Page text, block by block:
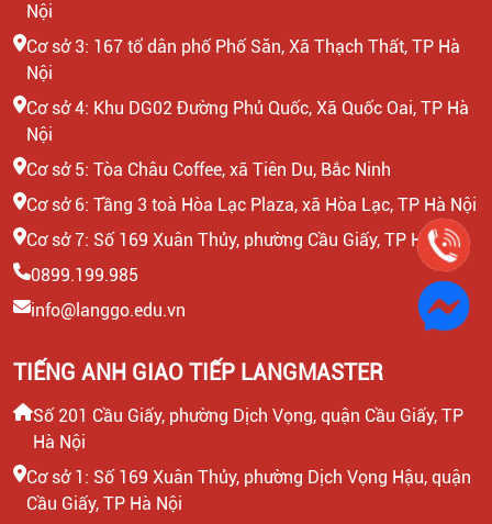
Nội
Cơ sở 3: 167 tổ dân phố Phố Săn, Xã Thạch Thất, TP Hà
Nội
Cơ sở 4: Khu DG02 Đường Phủ Quốc, Xã Quốc Oai, TP Hà
Nội
Cơ sở 5: Tòa Châu Coffee, xã Tiên Du, Bắc Ninh
Cơ sở 6: Tầng 3 toà Hòa Lạc Plaza, xã Hòa Lạc, TP Hà Nội
Cơ sở 7: Số 169 Xuân Thủy, phường Cầu Giấy, TP Hà Nội
0899.199.985
info@langgo.edu.vn
TIẾNG ANH GIAO TIẾP LANGMASTER
Số 201 Cầu Giấy, phường Dịch Vọng, quận Cầu Giấy, TP
Hà Nội
Cơ sở 1: Số 169 Xuân Thủy, phường Dịch Vọng Hậu, quận
Cầu Giấy, TP Hà Nội